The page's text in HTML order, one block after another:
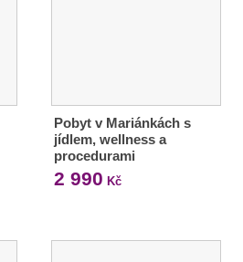
Pobyt v Mariánkách s
jídlem, wellness a
procedurami
2 990 Kč